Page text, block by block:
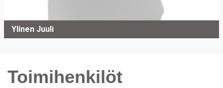
Ylinen Juuli
Toimihenkilöt